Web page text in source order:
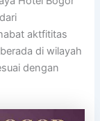
aktfititas
di wilayah
dengan